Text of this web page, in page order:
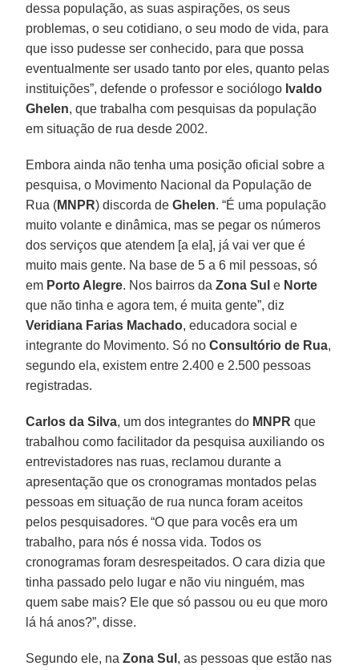
dessa população, as suas aspirações, os seus
problemas, o seu cotidiano, o seu modo de vida, para
que isso pudesse ser conhecido, para que possa
eventualmente ser usado tanto por eles, quanto pelas
instituições”, defende o professor e sociólogo Ivaldo
Ghelen, que trabalha com pesquisas da população
em situação de rua desde 2002.
Embora ainda não tenha uma posição oficial sobre a
pesquisa, o Movimento Nacional da População de
Rua (MNPR) discorda deGhelen. “É uma população
muito volante e dinâmica, mas se pegar os números
dos serviços que atendem [a ela], já vai ver que é
muito mais gente. Na base de 5 a 6 mil pessoas, só
em Porto Alegre. Nos bairros daZona Sul e Norte
que não tinha e agora tem, é muita gente”, diz
Veridiana Farias Machado, educadora social e
integrante do Movimento. Só noConsultório de Rua,
segundo ela, existem entre 2.400 e 2.500 pessoas
registradas.
Carlos da Silva, um dos integrantes do MNPR que
trabalhou como facilitador da pesquisa auxiliando os
entrevistadores nas ruas, reclamou durante a
apresentação que os cronogramas montados pelas
pessoas em situação de rua nunca foram aceitos
pelos pesquisadores. “O que para vocês era um
trabalho, para nós é nossa vida. Todos os
cronogramas foram desrespeitados. O cara dizia que
tinha passado pelo lugar e não viu ninguém, mas
quem sabe mais? Ele que só passou ou eu que moro
lá há anos?”, disse.
Segundo ele, naZona Sul , as pessoas que estão nas